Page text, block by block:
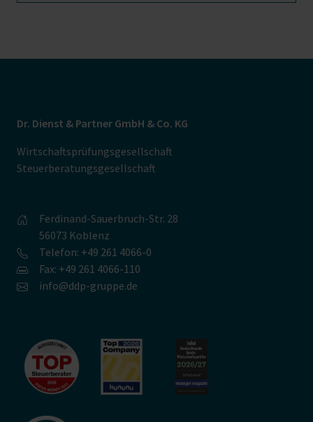
Dr. Dienst & Partner GmbH & Co. KG
Wirtschaftsprüfungsgesellschaft
Steuerberatungsgesellschaft
Ferdinand-Sauerbruch-Str. 28
56073 Koblenz
Telefon: +49 261 4066-0
Fax: +49 261 4066-110
info@ddp-gruppe.de